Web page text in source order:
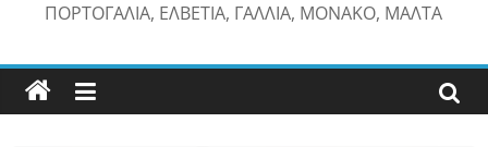
ΠΟΡΤΟΓΑΛΙΑ, ΕΛΒΕΤΙΑ, ΓΑΛΛΙΑ, ΜΟΝΑΚΟ, ΜΑΛΤΑ